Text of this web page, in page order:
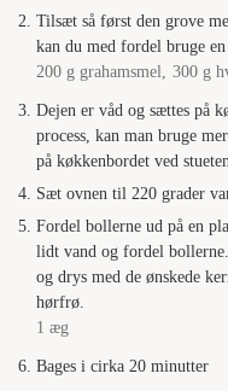
Tilsæt så først den grove
kan du med fordel bruge en
200 g grahamsmel, 300 g
Dejen er våd og sættes på
process, kan man bruge
på køkkenbordet ved
Sæt ovnen til 220 grader
Fordel bollerne ud på en
lidt vand og fordel
og drys med de ønskede
hørfrø.
1 æg
Bages i cirka 20 minutter